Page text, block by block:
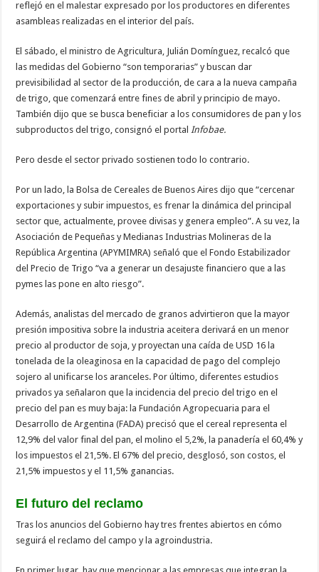
reflejó en el malestar expresado por los productores en diferentes
asambleas realizadas en el interior del país.
El sábado, el ministro de Agricultura, Julián Domínguez, recalcó que
las medidas del Gobierno “son temporarias” y buscan dar
previsibilidad al sector de la producción, de cara a la nueva campaña
de trigo, que comenzará entre fines de abril y principio de mayo.
También dijo que se busca beneficiar a los consumidores de pan y los
subproductos del trigo, consignó el portal Infobae.
Pero desde el sector privado sostienen todo lo contrario.
Por un lado, la Bolsa de Cereales de Buenos Aires dijo que “cercenar
exportaciones y subir impuestos, es frenar la dinámica del principal
sector que, actualmente, provee divisas y genera empleo”. A su vez, la
Asociación de Pequeñas y Medianas Industrias Molineras de la
República Argentina (APYMIMRA) señaló que el Fondo Estabilizador
del Precio de Trigo “va a generar un desajuste financiero que a las
pymes las pone en alto riesgo”.
Además, analistas del mercado de granos advirtieron que la mayor
presión impositiva sobre la industria aceitera derivará en un menor
precio al productor de soja, y proyectan una caída de USD 16 la
tonelada de la oleaginosa en la capacidad de pago del complejo
sojero al unificarse los aranceles. Por último, diferentes estudios
privados ya señalaron que la incidencia del precio del trigo en el
precio del pan es muy baja: la Fundación Agropecuaria para el
Desarrollo de Argentina (FADA) precisó que el cereal representa el
12,9% del valor final del pan, el molino el 5,2%, la panadería el 60,4% y
los impuestos el 21,5%. El 67% del precio, desglosó, son costos, el
21,5% impuestos y el 11,5% ganancias.
El futuro del reclamo
Tras los anuncios del Gobierno hay tres frentes abiertos en cómo
seguirá el reclamo del campo y la agroindustria.